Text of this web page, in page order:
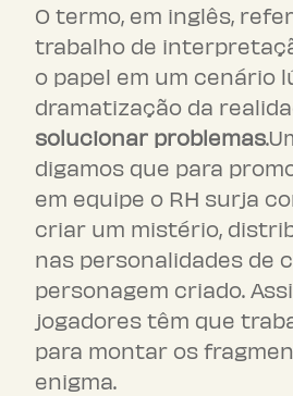
O termo, em inglês,
trabalho de
o papel em um cenário
dramatização da
solucionar problemas
digamos que para
em equipe o RH surja
criar um mistério,
nas personalidades de
personagem criado.
jogadores têm que
para montar os
enigma.